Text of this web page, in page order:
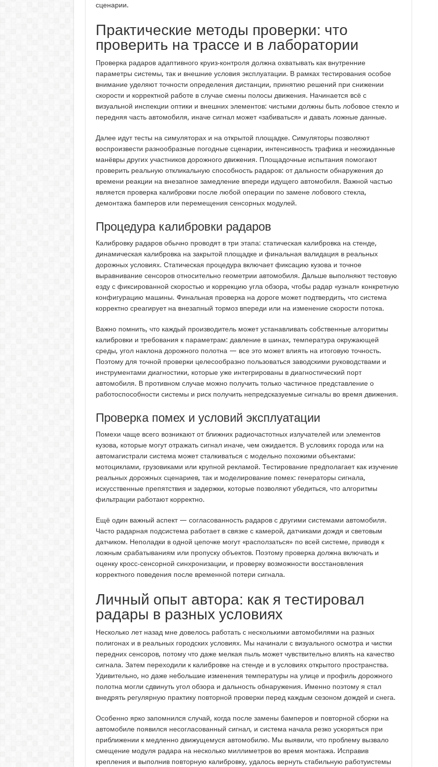
сценарии.
Практические методы проверки: что
проверить на трассе и в лаборатории
Проверка радаров адаптивного круиз‑контроля должна охватывать как внутренние
параметры системы, так и внешние условия эксплуатации. В рамках тестирования особое
внимание уделяют точности определения дистанции, принятию решений при снижении
скорости и корректной работе в случае смены полосы движения. Начинается всё с
визуальной инспекции оптики и внешних элементов: чистыми должны быть лобовое стекло и
передняя часть автомобиля, иначе сигнал может «забиваться» и давать ложные данные.
Далее идут тесты на симуляторах и на открытой площадке. Симуляторы позволяют
воспроизвести разнообразные погодные сценарии, интенсивность трафика и неожиданные
манёвры других участников дорожного движения. Площадочные испытания помогают
проверить реальную откликальную способность радаров: от дальности обнаружения до
времени реакции на внезапное замедление впереди идущего автомобиля. Важной частью
является проверка калибровки после любой операции по замене лобового стекла,
демонтажа бамперов или перемещения сенсорных модулей.
Процедура калибровки радаров
Калибровку радаров обычно проводят в три этапа: статическая калибровка на стенде,
динамическая калибровка на закрытой площадке и финальная валидация в реальных
дорожных условиях. Статическая процедура включает фиксацию кузова и точное
выравнивание сенсоров относительно геометрии автомобиля. Дальше выполняют тестовую
езду с фиксированной скоростью и коррекцию угла обзора, чтобы радар «узнал» конкретную
конфигурацию машины. Финальная проверка на дороге может подтвердить, что система
корректно среагирует на внезапный тормоз впереди или на изменение скорости потока.
Важно помнить, что каждый производитель может устанавливать собственные алгоритмы
калибровки и требования к параметрам: давление в шинах, температура окружающей
среды, угол наклона дорожного полотна — все это может влиять на итоговую точность.
Поэтому для точной проверки целесообразно пользоваться заводскими руководствами и
инструментами диагностики, которые уже интегрированы в диагностический порт
автомобиля. В противном случае можно получить только частичное представление о
работоспособности системы и риск получить непредсказуемые сигналы во время движения.
Проверка помех и условий эксплуатации
Помехи чаще всего возникают от ближних радиочастотных излучателей или элементов
кузова, которые могут отражать сигнал иначе, чем ожидается. В условиях города или на
автомагистрали система может сталкиваться с модельно похожими объектами:
мотоциклами, грузовиками или крупной рекламой. Тестирование предполагает как изучение
реальных дорожных сценариев, так и моделирование помех: генераторы сигнала,
искусственные препятствия и задержки, которые позволяют убедиться, что алгоритмы
фильтрации работают корректно.
Ещё один важный аспект — согласованность радаров с другими системами автомобиля.
Часто радарная подсистема работает в связке с камерой, датчиками дождя и световым
датчиком. Неполадки в одной цепочке могут «расползаться» по всей системе, приводя к
ложным срабатываниям или пропуску объектов. Поэтому проверка должна включать и
оценку кросс‑сенсорной синхронизации, и проверку возможности восстановления
корректного поведения после временной потери сигнала.
Личный опыт автора: как я тестировал
радары в разных условиях
Несколько лет назад мне довелось работать с несколькими автомобилями на разных
полигонах и в реальных городских условиях. Мы начинали с визуального осмотра и чистки
передних сенсоров, потому что даже мелкая пыль может чувствительно влиять на качество
сигнала. Затем переходили к калибровке на стенде и в условиях открытого пространства.
Удивительно, но даже небольшие изменения температуры на улице и профиль дорожного
полотна могли сдвинуть угол обзора и дальность обнаружения. Именно поэтому я стал
внедрять регулярную практику повторной проверки перед каждым сезоном дождей и снега.
Особенно ярко запомнился случай, когда после замены бамперов и повторной сборки на
автомобиле появился несогласованный сигнал, и система начала резко ускоряться при
приближении к медленно движущемуся автомобилю. Мы выявили, что проблему вызвало
смещение модуля радара на несколько миллиметров во время монтажа. Исправив
крепления и выполнив повторную калибровку, удалось вернуть стабильную работуистемы